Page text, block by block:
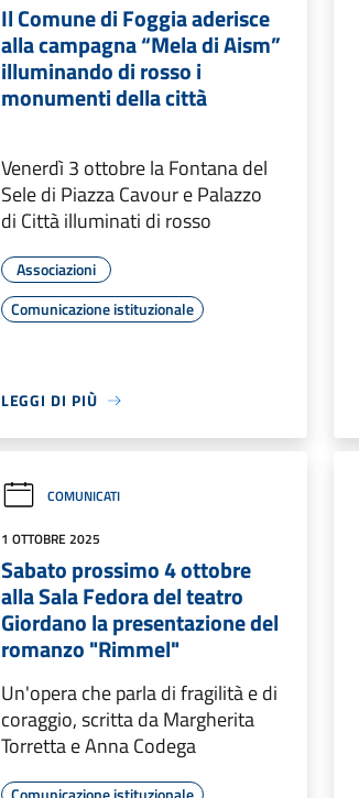
Il Comune di Foggia aderisce
alla campagna “Mela di Aism”
illuminando di rosso i
monumenti della città
Venerdì 3 ottobre la Fontana del
Sele di Piazza Cavour e Palazzo
di Città illuminati di rosso
Associazioni
Comunicazione istituzionale
LEGGI DI PIÙ
COMUNICATI
1 OTTOBRE 2025
Sabato prossimo 4 ottobre
alla Sala Fedora del teatro
Giordano la presentazione del
romanzo "Rimmel"
Un'opera che parla di fragilità e di
coraggio, scritta da Margherita
Torretta e Anna Codega